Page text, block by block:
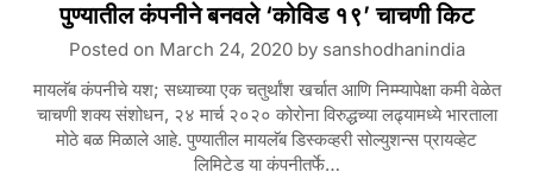
पुण्यातील कंपनीने बनवले ‘कोविड १९’ चाचणी किट
Posted on March 24, 2020by sanshodhanindia
मायलॅब कंपनीचे यश; सध्याच्या एक चतुर्थांश खर्चात आणि निम्म्यापेक्षा कमी वेळेत
चाचणी शक्य संशोधन, २४ मार्च २०२० कोरोना विरुद्धच्या लढ्यामध्ये भारताला
मोठे बळ मिळाले आहे. पुण्यातील मायलॅब डिस्कव्हरी सोल्युशन्स प्रायव्हेट
लिमिटेड या कंपनीतर्फे…